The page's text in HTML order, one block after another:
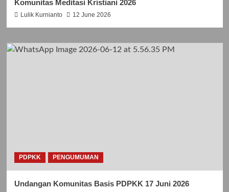
Komunitas Meditasi Kristiani 2026
Lulik Kurnianto 12 June 2026
PDPKK PENGUMUMAN
Undangan Komunitas Basis PDPKK 17 Juni 2026